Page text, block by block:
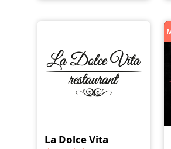
La Dolce Vita